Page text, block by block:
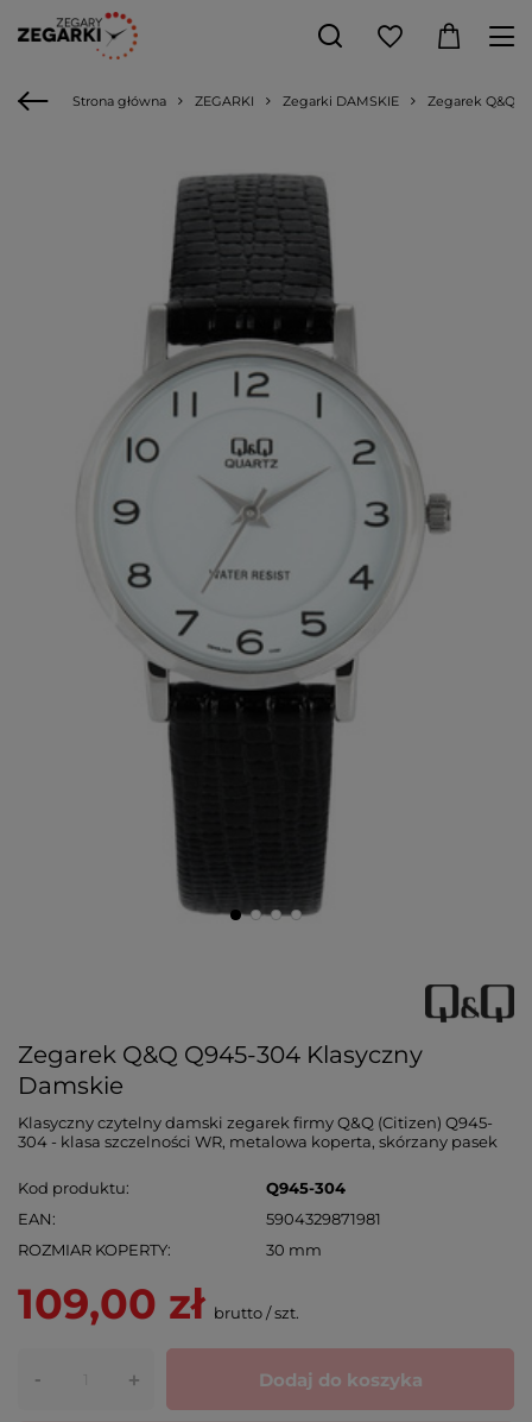
Strona główna ZEGARKI Zegarki DAMSKIE Zegarek Q&Q
Zegarek Q&Q Q945-304 Klasyczny
Damskie
Klasyczny czytelny damski zegarek firmy Q&Q (Citizen) Q945-
304 - klasa szczelności WR, metalowa koperta, skórzany pasek
Kod produktu
Q945-304
EAN
5904329871981
ROZMIAR KOPERTY
30 mm
109,00 zł brutto/szt.
- + Dodaj do koszyka